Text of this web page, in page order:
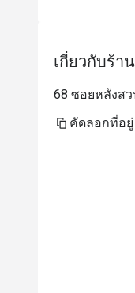
เกี่ยวกับร้า
68 ซอยหลังส
คัดลอกที่อยู่